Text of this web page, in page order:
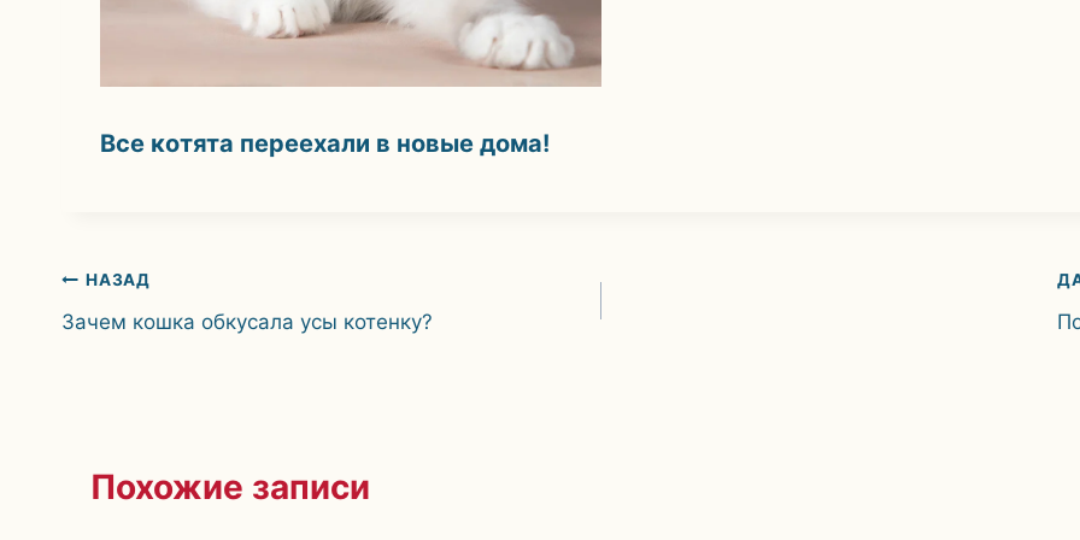
Все котята переехали в новые дома!
Навигация
по
НАЗАД
Зачем кошка обкусала усы котенку?
Похожие записи